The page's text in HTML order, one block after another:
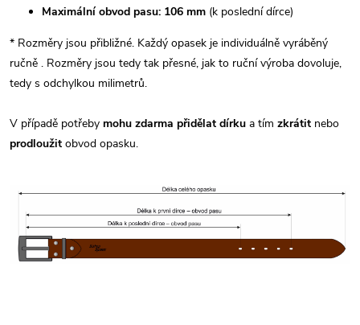
Maximální obvod pasu: 106 mm (k poslední dírce)
* Rozměry jsou přibližné. Každý opasek je individuálně vyráběný
ručně . Rozměry jsou tedy tak přesné, jak to ruční výroba dovoluje,
tedy s odchylkou milimetrů.
V případě potřeby mohu zdarma přidělat dírku a tím zkrátit nebo
prodloužit obvod opasku.